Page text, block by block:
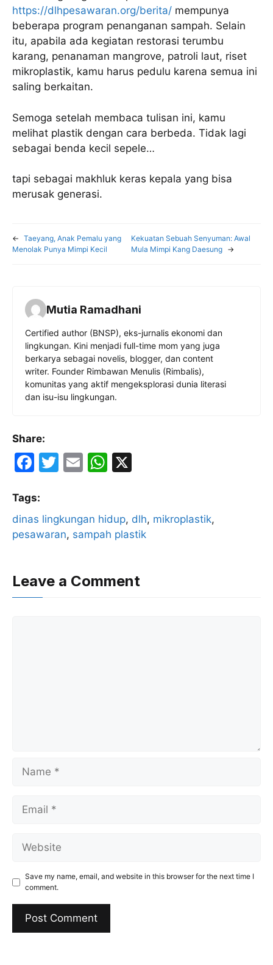
https://dlhpesawaran.org/berita/ mempunya
beberapa program penanganan sampah. Selain
itu, apabila ada kegiatan restorasi terumbu
karang, penanaman mangrove, patroli laut, riset
mikroplastik, kamu harus pedulu karena semua ini
saling berkaitan.
Semoga setelah membaca tulisan ini, kamu
melihat plastik dengan cara berbeda. Tidak lagi
sebagai benda kecil sepele…
tapi sebagai makhluk keras kepala yang bisa
merusak generasi.
← Taeyang, Anak Pemalu yang
Menolak Punya Mimpi Kecil
Kekuatan Sebuah Senyuman: Awal
Mula Mimpi Kang Daesung →
Mutia Ramadhani
Certified author (BNSP), eks-jurnalis ekonomi dan
lingkungan. Kini menjadi full-time mom yang juga
berkarya sebagai novelis, blogger, dan content
writer. Founder Rimbawan Menulis (Rimbalis),
komunitas yang aktif mengeksplorasi dunia literasi
dan isu-isu lingkungan.
Share:
F
c
e
b
o
k
T
er
E
l
W
s
A
p
Tags:
dinas lingkungan hidup, dlh, mikroplastik
pesawaran, sampah plastik
Leave a Comment
Name
Email
Website
Save my name, email, and website in this browser for the next time I
comment.